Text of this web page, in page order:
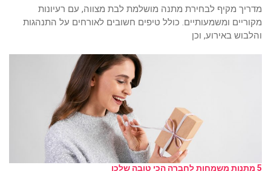
מדריך מקיף לבחירת מתנה מושלמת לבת מצווה, עם רעיונות
מקוריים ומשמעותיים. כולל טיפים חשובים לאורחים על התנהגות
והלבוש באירוע, וכן